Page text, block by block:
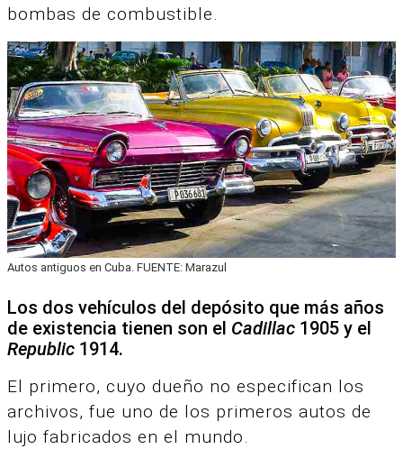
bombas de combustible.
Autos antiguos en Cuba. FUENTE: Marazul
Los dos vehículos del depósito que más años
de existencia tienen son el Cadillac 1905 y el
Republic 1914.
El primero, cuyo dueño no especifican los
archivos, fue uno de los primeros autos de
lujo fabricados en el mundo.